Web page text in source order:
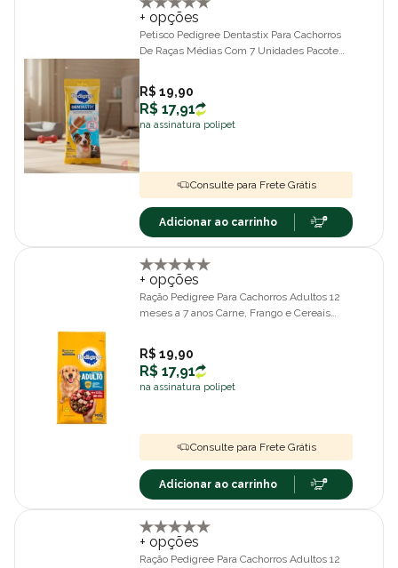
+ opções
Petisco Pedigree Dentastix Para Cachorros
De Raças Médias Com 7 Unidades Pacote
R$ 19,90
R$ 17,91
na assinatura polipet
Consulte para Frete Grátis
Adicionar ao carrinho
+ opções
Ração Pedigree Para Cachorros Adultos 12
meses a 7 anos Carne, Frango e Cereais
R$ 19,90
R$ 17,91
na assinatura polipet
Consulte para Frete Grátis
Adicionar ao carrinho
+ opções
Ração Pedigree Para Cachorros Adultos 12